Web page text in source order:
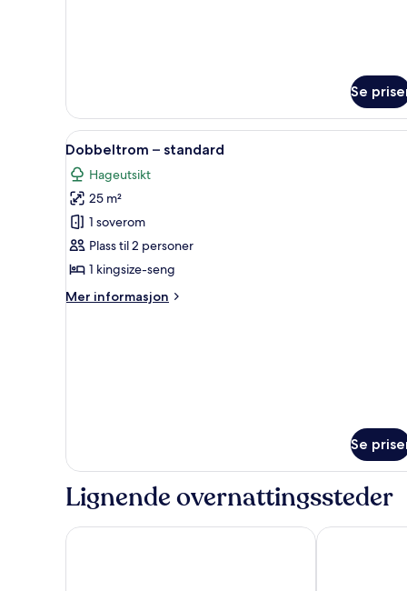
Se
Åpne
alle
bildene
av
Dobbeltrom
–
standard
1 soverom, minibar, safe på
2
Dobbeltrom – standard
Hageutsikt
25 m²
1 soverom
Plass til 2 personer
1 kingsize-seng
Mer informasjon
Mer
Se
Lignende overnattingssteder
My Blue Hotel Villas HM